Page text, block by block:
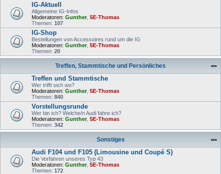
IG-Aktuell
Allgemeine IG-Infos
Moderatoren: Gunther, 5E-Thomas
Themen: 107
IG-Shop
Bestellungen von Accessoires rund um die IG
Moderatoren: Gunther, 5E-Thomas
Themen: 20
Treffen, Stammtische und Persönliches
Treffen und Stammtische
Wer trifft sich wo?
Moderatoren: Gunther, 5E-Thomas
Themen: 840
Vorstellungsrunde
Wer bin ich? Welche/n Audi fahre ich?
Moderatoren: Gunther, 5E-Thomas
Themen: 342
Sonstiges
Audi F104 und F105 (Limousine und Coupé S)
Die Vorfahren unseres Typ 43
Moderatoren: Gunther, 5E-Thomas
Themen: 172